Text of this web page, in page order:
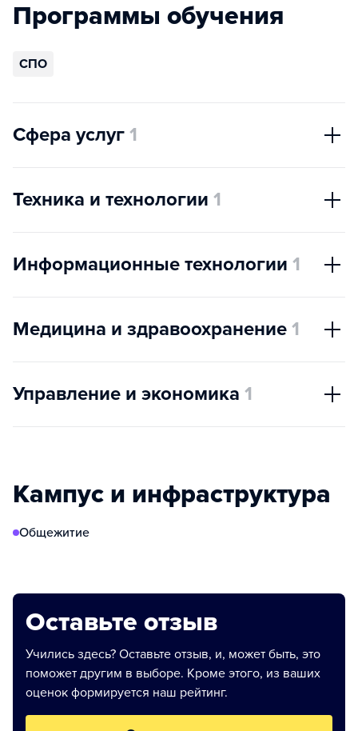
Программы обучения
СПО
Сфера услуг 1
Техника и технологии 1
Информационные технологии 1
Медицина и здравоохранение 1
Управление и экономика 1
Кампус и инфраструктура
Общежитие
Оставьте отзыв
Учились здесь? Оставьте отзыв, и, может быть, это
поможет другим в выборе. Кроме этого, из ваших
оценок формируется наш рейтинг.